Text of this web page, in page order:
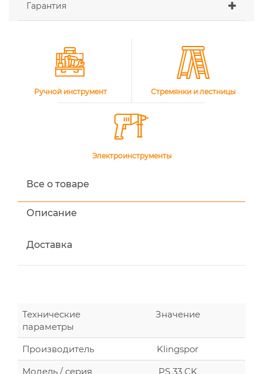
Гарантия
Ручной инструмент Стремянки и лестницы
Электроинструменты
Все о товаре
Описание
Доставка
Технические
параметры
Значение
Производитель
Klingspor
Модель / серия
PS 33 CK